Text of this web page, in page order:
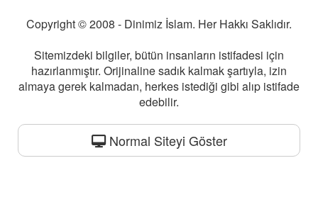
Copyright © 2008 - Dinimiz İslam. Her Hakkı Saklıdır.
Sitemizdeki bilgiler, bütün insanların istifadesi için
hazırlanmıştır. Orijinaline sadık kalmak şartıyla, izin
almaya gerek kalmadan, herkes istediği gibi alıp istifade
edebilir.
Normal Siteyi Göster